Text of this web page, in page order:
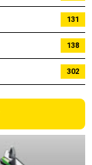
131
138
302